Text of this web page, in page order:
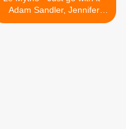
Adam Sandler, Jennifer
Aniston, Nicole Kidman >